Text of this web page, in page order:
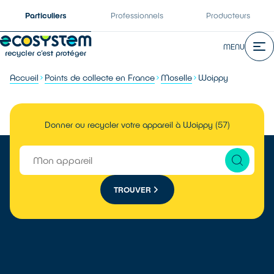
Particuliers Professionnels Producteurs
MENU
Accueil Points de collecte en France Moselle Woippy
Donner ou recycler votre appareil à Woippy (57)
TROUVER